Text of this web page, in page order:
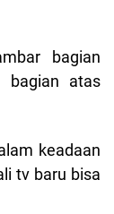
bagian
bagian atas
keadaan
tv baru bisa